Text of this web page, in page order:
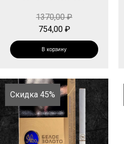
1370,00₽
754,00 ₽
В корзину
Скидка 45%